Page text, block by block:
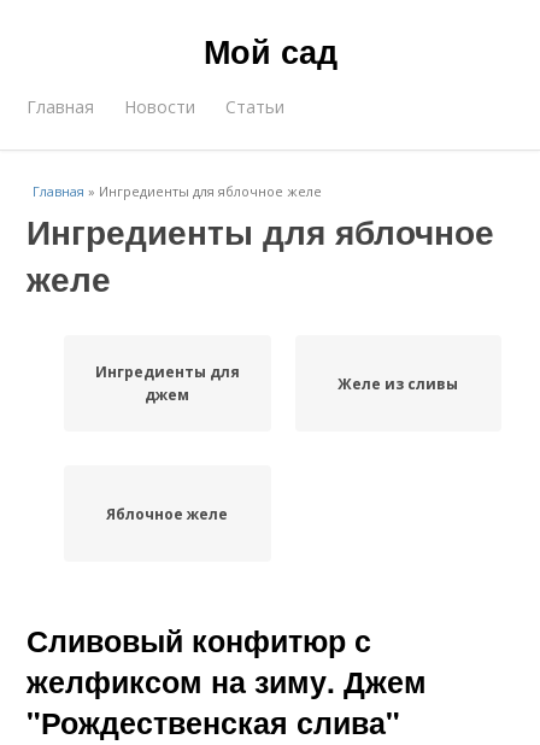
Мой сад
Главная Новости Статьи
Главная » Ингредиенты для яблочное желе
Ингредиенты для яблочное
желе
Ингредиенты для
джем
Желе из сливы
Яблочное желе
Сливовый конфитюр с
желфиксом на зиму. Джем
"Рождественская слива"